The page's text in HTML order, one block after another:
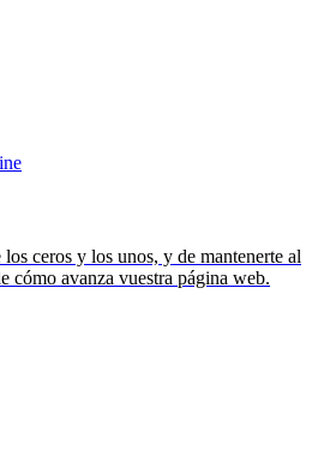
ceros y los unos, y de mantenerte al
cómo avanza vuestra página web.